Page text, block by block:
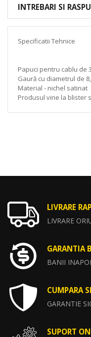
INTREBARI SI
Specificatii Tehnice
Papuci pentru cablu de
Gaură cu diametrul de
Material - nichel satinat
Produsul vine la blister
LIVRARE
LIVRARE
GARANTIA
BANII
CUMPARA
GARANTIE
SUPORT